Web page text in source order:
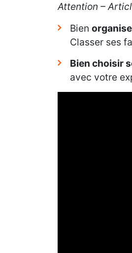
Attention –
Bien
Classer ses
Bien choisir
avec votre